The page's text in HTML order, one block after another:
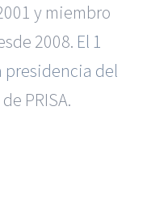
y miembro
2008. El 1
presidencia del
de PRISA.
Murcia| BGD
Madrid|